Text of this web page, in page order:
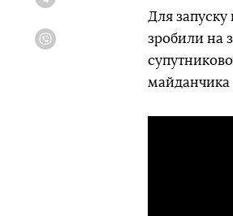
Для запуску
зробили на
майданчика